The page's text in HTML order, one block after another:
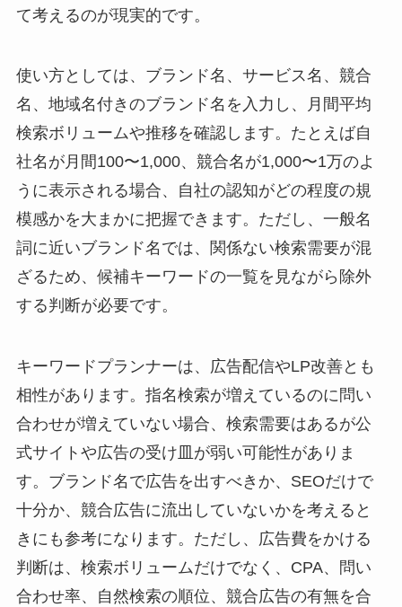
て考えるのが現実的です。
使い方としては、ブランド名、サービス名、競合
名、地域名付きのブランド名を入力し、月間平均
検索ボリュームや推移を確認します。たとえば自
社名が月間100〜1,000、競合名が1,000〜1万のよ
うに表示される場合、自社の認知がどの程度の規
模感かを大まかに把握できます。ただし、一般名
詞に近いブランド名では、関係ない検索需要が混
ざるため、候補キーワードの一覧を見ながら除外
する判断が必要です。
キーワードプランナーは、広告配信やLP改善とも
相性があります。指名検索が増えているのに問い
合わせが増えていない場合、検索需要はあるが公
式サイトや広告の受け皿が弱い可能性がありま
す。ブランド名で広告を出すべきか、SEOだけで
十分か、競合広告に流出していないかを考えると
きにも参考になります。ただし、広告費をかける
判断は、検索ボリュームだけでなく、CPA、問い
合わせ率、自然検索の順位、競合広告の有無を合